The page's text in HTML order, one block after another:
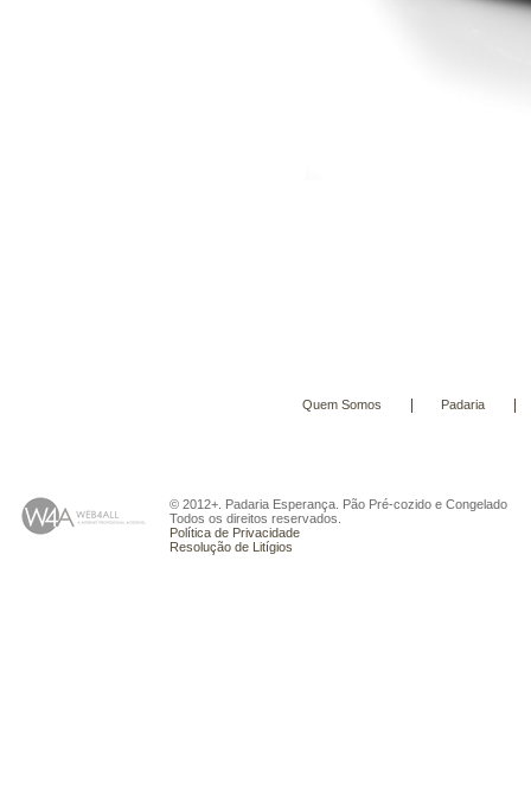
Quem Somos Padaria
© 2012+. Padaria Esperança. Pão Pré-cozido e Congelado
Todos os direitos reservados.
Política de Privacidade
Resolução de Litígios